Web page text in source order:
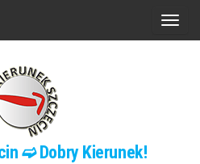
P
➫ Dobry Kierunek!